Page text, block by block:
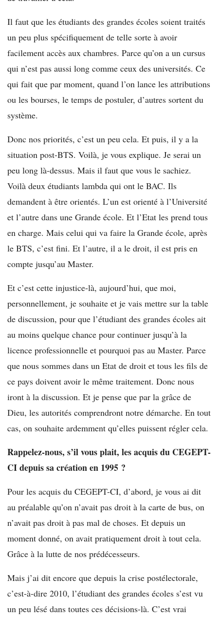
Il faut que les étudiants des grandes écoles soient traités
un peu plus spécifiquement de telle sorte à avoir
facilement accès aux chambres. Parce qu’on a un cursus
qui n’est pas aussi long comme ceux des universités. Ce
qui fait que par moment, quand l’on lance les attributions
ou les bourses, le temps de postuler, d’autres sortent du
système.
Donc nos priorités, c’est un peu cela. Et puis, il y a la
situation post-BTS. Voilà, je vous explique. Je serai un
peu long là-dessus. Mais il faut que vous le sachiez.
Voilà deux étudiants lambda qui ont le BAC. Ils
demandent à être orientés. L’un est orienté à l’Université
et l’autre dans une Grande école. Et l’Etat les prend tous
en charge. Mais celui qui va faire la Grande école, après
le BTS, c’est fini. Et l’autre, il a le droit, il est pris en
compte jusqu’au Master.
Et c’est cette injustice-là, aujourd’hui, que moi,
personnellement, je souhaite et je vais mettre sur la table
de discussion, pour que l’étudiant des grandes écoles ait
au moins quelque chance pour continuer jusqu’à la
licence professionnelle et pourquoi pas au Master. Parce
que nous sommes dans un Etat de droit et tous les fils de
ce pays doivent avoir le même traitement. Donc nous
iront à la discussion. Et je pense que par la grâce de
Dieu, les autorités comprendront notre démarche. En tout
cas, on souhaite ardemment qu’elles puissent régler cela.
Rappelez-nous, s’il vous plait, les acquis du CEGEPT-
CI depuis sa création en 1995 ?
Pour les acquis du CEGEPT-CI, d’abord, je vous ai dit
au préalable qu’on n’avait pas droit à la carte de bus, on
n’avait pas droit à pas mal de choses. Et depuis un
moment donné, on avait pratiquement droit à tout cela.
Grâce à la lutte de nos prédécesseurs.
Mais j’ai dit encore que depuis la crise postélectorale,
c’est-à-dire 2010, l’étudiant des grandes écoles s’est vu
un peu lésé dans toutes ces décisions-là. C’est vrai